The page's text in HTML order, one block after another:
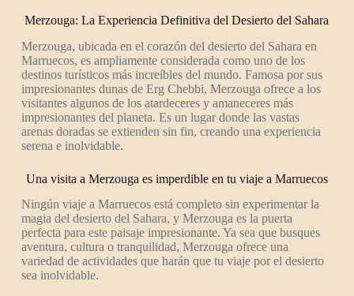
Merzouga: La Experiencia Definitiva del Desierto del Sahara
Merzouga, ubicada en el corazón del desierto del Sahara en
Marruecos, es ampliamente considerada como uno de los
destinos turísticos más increíbles del mundo. Famosa por sus
impresionantes dunas de Erg Chebbi, Merzouga ofrece a los
visitantes algunos de los atardeceres y amaneceres más
impresionantes del planeta. Es un lugar donde las vastas
arenas doradas se extienden sin fin, creando una experiencia
serena e inolvidable.
Una visita a Merzouga es imperdible en tu viaje a Marruecos
Ningún viaje a Marruecos está completo sin experimentar la
magia del desierto del Sahara, y Merzouga es la puerta
perfecta para este paisaje impresionante. Ya sea que busques
aventura, cultura o tranquilidad, Merzouga ofrece una
variedad de actividades que harán que tu viaje por el desierto
sea inolvidable.